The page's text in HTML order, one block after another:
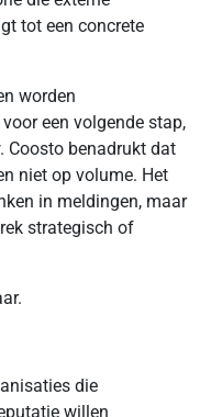
tot een concrete
worden
een volgende stap,
Coosto benadrukt dat
niet op volume. Het
in meldingen, maar
strategisch of
die
willen